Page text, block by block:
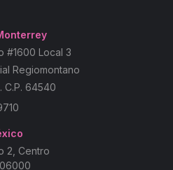
#1600 Local 3
Regiomontano
C.P. 64540
2, Centro